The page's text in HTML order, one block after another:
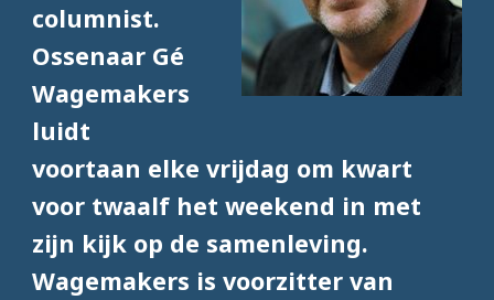
columnist.
Ossenaar Gé
Wagemakers
luidt
voortaan elke vrijdag om kwart
voor twaalf het weekend in met
zijn kijk op de samenleving.
Wagemakers is voorzitter van